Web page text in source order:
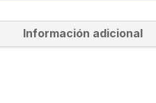
Información adicional